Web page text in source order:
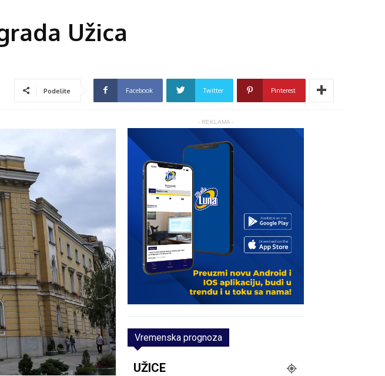
Užica
Podelite Facebook Twitter Pinterest
- REKLAMA -
Vremenska prognoza
UŽICE